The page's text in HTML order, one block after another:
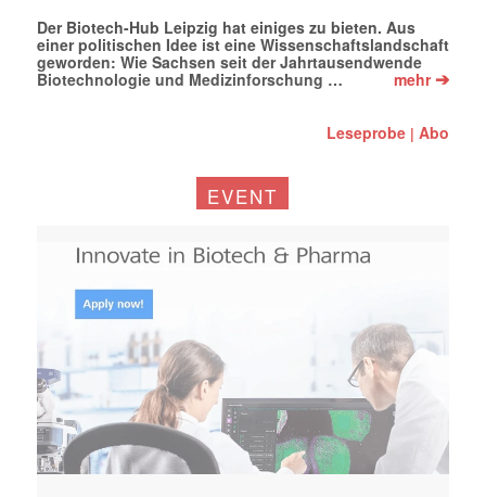
Der Biotech-Hub Leipzig hat einiges zu bieten. Aus
einer politischen Idee ist eine Wissenschaftslandschaft
geworden: Wie Sachsen seit der Jahrtausendwende
Biotechnologie und Medizinforschung …
mehr➔
Leseprobe |Abo
EVENT